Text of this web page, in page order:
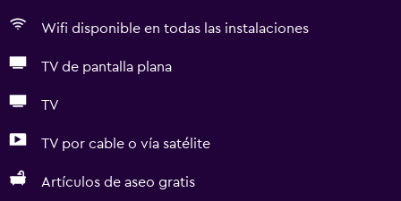
Wifi disponible en todas las instalaciones
TV de pantalla plana
TV
TV por cable o vía satélite
Artículos de aseo gratis